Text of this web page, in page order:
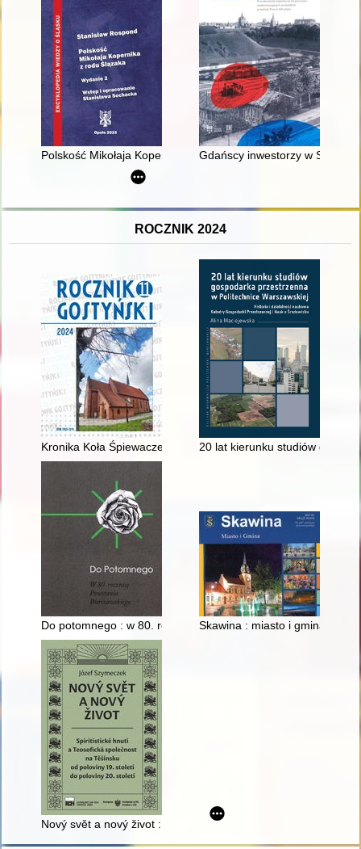
Polskość Mikołaja Kopernika z rodu Ślązaka
Gdańscy inwestorzy w
ROCZNIK 2024
Kronika Koła Śpiewaczego "Cecylia" w Gostyniu
20 lat kierunku studiów
Do potomnego : w 80. rocznicę powstania warszawskiego : 4
Skawina : miasto i gmina : 660
Nový svět a nový život : spiritistické hnutí a Teosofická